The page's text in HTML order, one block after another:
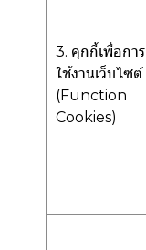
3. คุกกี้เพื่อการ
ใช้งานเว็บไซต์
(Function
Cookies)